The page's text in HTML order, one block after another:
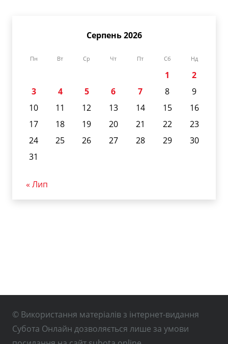
Серпень 2026
Пн Вт Ср Чт Пт Сб Нд
1
2
3
4 5 6 7 8
9
10
11 12 13 14 15
16
17
18 19 20 21 22
23
24
25 26 27 28 29
30
31
« Лип
© Використання матеріалів з інтернет-видання
Субота Онлайн дозволяється лише за умови